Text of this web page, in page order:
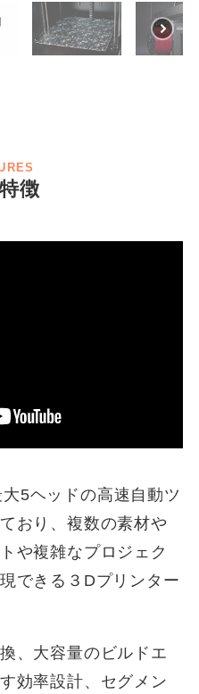
徴
5ヘッドの高速自動ツ
おり、複数の素材や
や複雑なプロジェク
できる３Dプリンター
、大容量のビルドエ
効率設計、セグメン